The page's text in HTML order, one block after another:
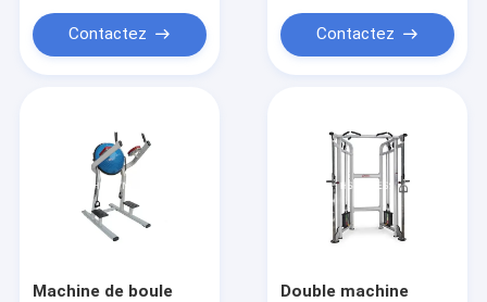
Nouvelles
Équipement commercial de gymnase
Machines de gymnase chargées par plat
Contactez
d'extension de jambe
Contactez
Machine de boule
Double machine